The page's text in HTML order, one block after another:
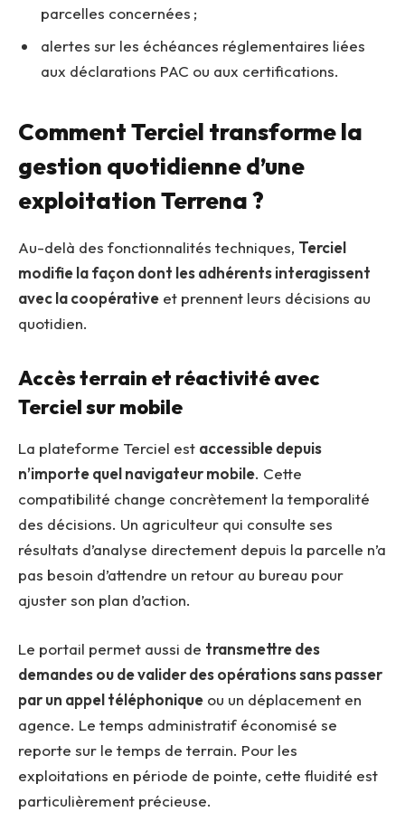
parcelles concernées ;
alertes sur les échéances réglementaires liées
aux déclarations PAC ou aux certifications.
Comment Terciel transforme la
gestion quotidienne d’une
exploitation Terrena ?
Au-delà des fonctionnalités techniques, Terciel
modifie la façon dont les adhérents interagissent
avec la coopérative et prennent leurs décisions au
quotidien.
Accès terrain et réactivité avec
Terciel sur mobile
La plateforme Terciel est accessible depuis
n’importe quel navigateur mobile. Cette
compatibilité change concrètement la temporalité
des décisions. Un agriculteur qui consulte ses
résultats d’analyse directement depuis la parcelle n’a
pas besoin d’attendre un retour au bureau pour
ajuster son plan d’action.
Le portail permet aussi de transmettre des
demandes ou de valider des opérations sans passer
par un appel téléphonique ou un déplacement en
agence. Le temps administratif économisé se
reporte sur le temps de terrain. Pour les
exploitations en période de pointe, cette fluidité est
particulièrement précieuse.